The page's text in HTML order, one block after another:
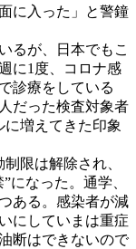
に入った」と警鐘
るが、日本でもこ
に1度、コロナ感
診療をしている
だった検査対象者
増えてきた印象
限は解除され、
になった。通学、
ある。感染者が減
にしていまは重症
断はできないので